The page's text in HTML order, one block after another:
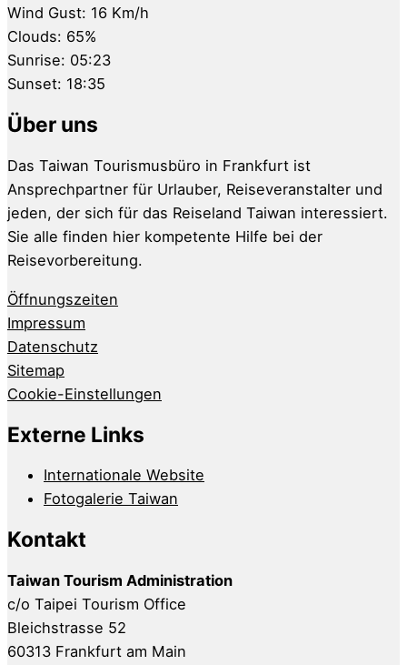
Wind Gust: 16 Km/h
Clouds: 65%
Sunrise: 05:23
Sunset: 18:35
Über uns
Das Taiwan Tourismusbüro in Frankfurt ist
Ansprechpartner für Urlauber, Reiseveranstalter und
jeden, der sich für das Reiseland Taiwan interessiert.
Sie alle finden hier kompetente Hilfe bei der
Reisevorbereitung.
Öffnungszeiten
Impressum
Datenschutz
Sitemap
Cookie-Einstellungen
Externe Links
Internationale Website
Fotogalerie Taiwan
Kontakt
Taiwan Tourism Administration
c/o Taipei Tourism Office
Bleichstrasse 52
60313 Frankfurt am Main